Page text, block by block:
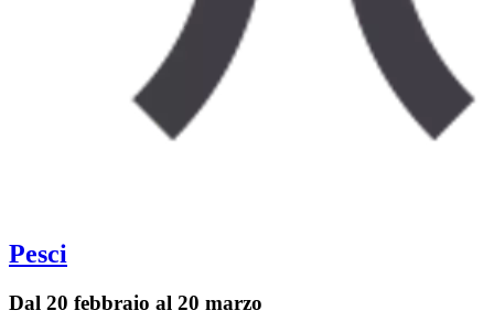
Pesci
Dal 20 febbraio al 20 marzo